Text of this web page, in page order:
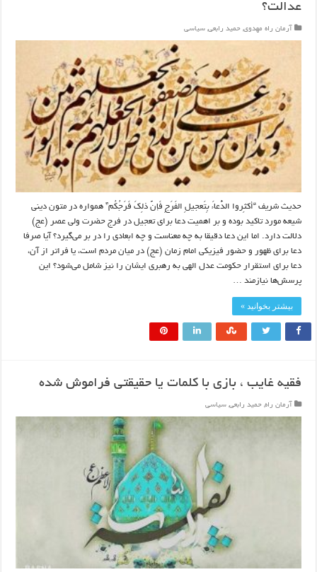
عدالت؟
آرمان راه مهدوی, حمید رابعی, سیاسی
حدیث شریف “أکثِروا الدُّعاءَ بِتَعجيلِ الفَرَجِ فَإنَّ ذلِكَ فَرَجُكُم” همواره در متون دینی
شیعه مورد تاکید بوده و بر اهمیت دعا برای تعجیل در فرج حضرت ولی عصر (عج)
دلالت دارد. اما این دعا دقیقا به چه معناست و چه ابعادی را در بر می‌گیرد؟ آیا صرفا
دعا برای ظهور و حضور فیزیکی امام زمان (عج) در میان مردم است، یا فراتر از آن،
دعا برای استقرار حکومت عدل الهی به رهبری ایشان را نیز شامل می‌شود؟ این
پرسش‌ها نیازمند …
بیشتر بخوانید »
فقیه غایب ، بازی با کلمات یا حقیقتی فراموش شده
آرمان راه, حمید رابعی, سیاسی